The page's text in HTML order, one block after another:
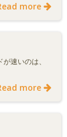
more
速いのは、
more